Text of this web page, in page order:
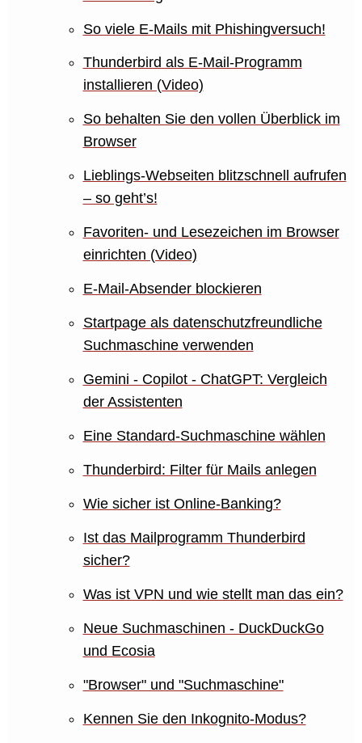
So viele E-Mails mit Phishingversuch!
Thunderbird als E-Mail-Programm
installieren (Video)
So behalten Sie den vollen Überblick im
Browser
Lieblings-Webseiten blitzschnell aufrufen
– so geht’s!
Favoriten- und Lesezeichen im Browser
einrichten (Video)
E-Mail-Absender blockieren
Startpage als datenschutzfreundliche
Suchmaschine verwenden
Gemini - Copilot - ChatGPT: Vergleich
der Assistenten
Eine Standard-Suchmaschine wählen
Thunderbird: Filter für Mails anlegen
Wie sicher ist Online-Banking?
Ist das Mailprogramm Thunderbird
sicher?
Was ist VPN und wie stellt man das ein?
Neue Suchmaschinen - DuckDuckGo
und Ecosia
"Browser" und "Suchmaschine"
Kennen Sie den Inkognito-Modus?